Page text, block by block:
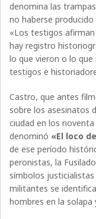
denomina las
no haberse
«Los testigos
hay registro
lo que vieron o lo
testigos e
Castro, que antes
sobre los asesinatos
ciudad en los
denominó «El loco
de ese período
peronistas, la
símbolos
militantes se
hombres en la solapa